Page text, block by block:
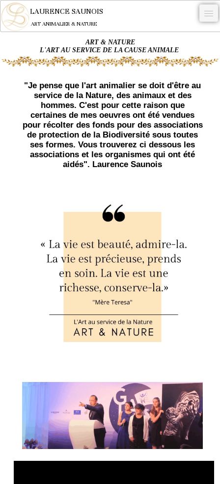
LAURENCE SAUNOIS
ART ANIMALIER & NATURE
NYMPHEUS LUMINANSIS.
OEUVRES
BECASSE
COMMANDE
L'ARTISTE.
NEWS
ART & NATURE
L'ART AU SERVICE DE LA CAUSE ANIMALE
"Je pense que l'art animalier se doit d'être au
service de la Nature, des animaux et des
hommes. C'est pour cette raison que
certaines de mes oeuvres ont été vendues
pour récolter des fonds pour des associations
de protection de la Biodiversité sous toutes
ses formes. Vous trouverez ci dessous les
associations et les organismes qui ont été
aidés". Laurence Saunois